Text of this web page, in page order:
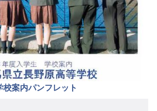
校案内パンフレット